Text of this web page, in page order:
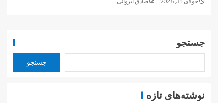
جستجو
جستجو
نوشته‌های تازه